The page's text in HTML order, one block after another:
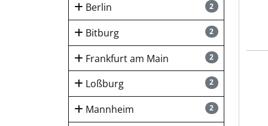
2
Berlin
2
Bitburg
2
Frankfurt am Main
2
Loßburg
2
Mannheim